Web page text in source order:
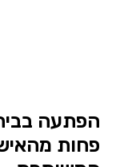
הפתעה